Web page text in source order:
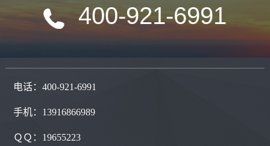
400-921-6991
电话：400-921-6991
手机：13916866989
ＱＱ： 19655223